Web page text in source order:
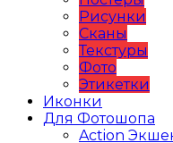
Рисунки
Сканы
Текстуры
Фото
Этикетки
Иконки
Для Фотошопа
Action